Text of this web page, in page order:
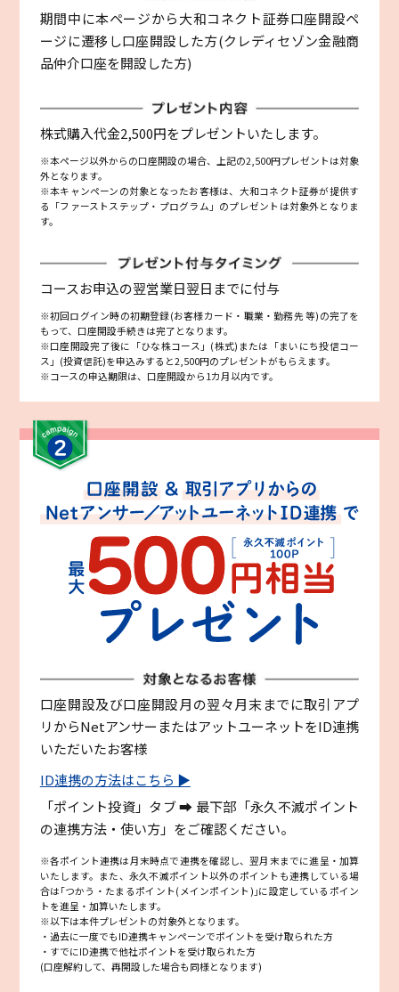
期間中に本ページから大和コネクト証券口座開設ペ
ージに遷移し口座開設した方(クレディセゾン金融商
品仲介口座を開設した方)
株式購入代金2,500円をプレゼントいたします。
※本ページ以外からの口座開設の場合、上記の2,500円プレゼントは対象
外となります。
※本キャンペーンの対象となったお客様は、大和コネクト証券が提供す
る「ファーストステップ・プログラム」のプレゼントは対象外となりま
す。
コースお申込の翌営業日翌日までに付与
※初回ログイン時の初期登録(お客様カード・職業・勤務先 等)の完了を
もって、口座開設手続きは完了となります。
※口座開設完了後に「ひな株コース」(株式)または「まいにち投信コー
ス」(投資信託)を申込みすると2,500円のプレゼントがもらえます。
※コースの申込期限は、口座開設から1カ月以内です。
口座開設及び口座開設月の翌々月末までに取引アプ
リからNetアンサーまたはアットユーネットをID連携
いただいたお客様
ID連携の方法はこちら ▶
「ポイント投資」タブ ➡ 最下部「永久不滅ポイント
の連携方法・使い方」をご確認ください。
※各ポイント連携は月末時点で連携を確認し、翌月末までに進呈・加算
いたします。また、永久不滅ポイント以外のポイントも連携している場
合は｢つかう・たまるポイント(メインポイント)｣に設定しているポイン
トを進呈・加算いたします。
※以下は本件プレゼントの対象外となります。
・過去に一度でもID連携キャンペーンでポイントを受け取られた方
・すでにID連携で他社ポイントを受け取られた方
(口座解約して、再開設した場合も同様となります)